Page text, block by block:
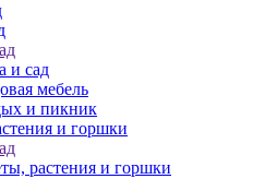
и сад
мебель
и пикник
и горшки
растения и горшки